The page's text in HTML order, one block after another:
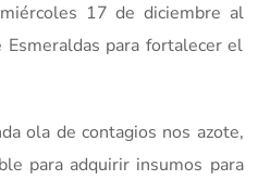
17 de diciembre al
para fortalecer el
ola de contagios nos azote,
para adquirir insumos para